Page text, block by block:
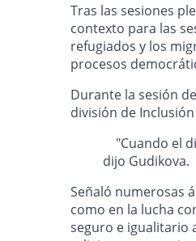
Tras las sesiones
contexto para las
refugiados y los
procesos
Durante la sesión
división de
"Cuando el
dijo Gudikova.
Señaló numerosas
como en la lucha
seguro e igualitario